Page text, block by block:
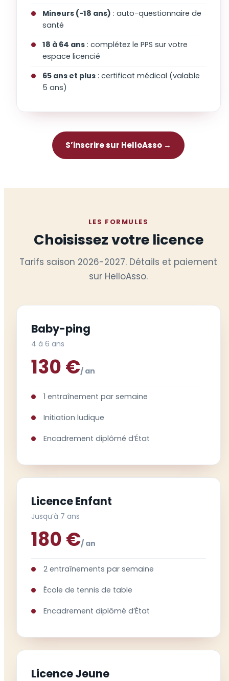
Mineurs (-18 ans) : auto-questionnaire de
santé
18 à 64 ans: complétez le PPS sur votre
espace licencié
65 ans et plus: certificat médical (valable
5 ans)
S’inscrire sur HelloAsso →
LES FORMULES
Choisissez votre licence
Tarifs saison 2026-2027. Détails et paiement
sur HelloAsso.
Baby-ping
4 à 6 ans
130 €/ an
1 entraînement par semaine
Initiation ludique
Encadrement diplômé d’État
Licence Enfant
Jusqu’à 7 ans
180 €/ an
2 entraînements par semaine
École de tennis de table
Encadrement diplômé d’État
Licence Jeune